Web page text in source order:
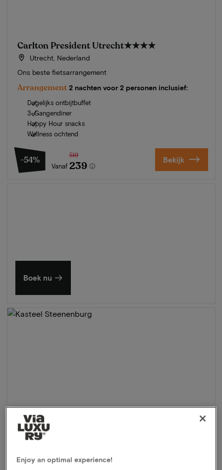
Carlton President Utrecht★★★★
Utrecht, Nederland
Ons beste fietsarrangement
Arrangement 2 nachten voor 2 personen inclusief:
Dagelijks ontbijtbuffet
3-Gangendiner
Happy Hour snacks
Wellness ochtend
-54%
Vanaf
519
239 Bekijk
Boek nu
Kasteel Steenenburg★★★★
Enjoy an optimal experience!